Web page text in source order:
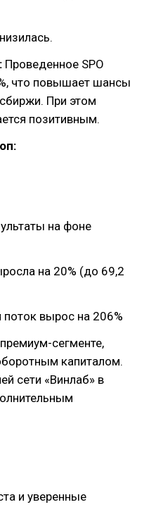
Проведенное SPO
что повышает шансы
При этом
позитивным.
на фоне
на 20% (до 69,2
вырос на 206%
сегменте,
капиталом.
сети «Винлаб» в
и уверенные